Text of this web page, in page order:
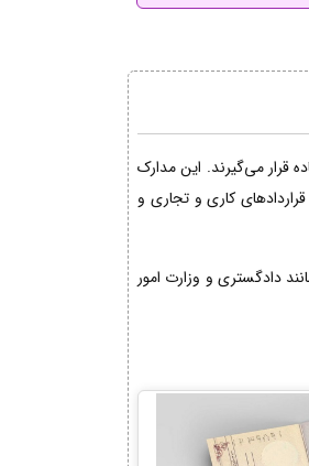
قرار می‌گیرند. این مدارک
کاری و تجاری و
دادگستری و وزارت امور